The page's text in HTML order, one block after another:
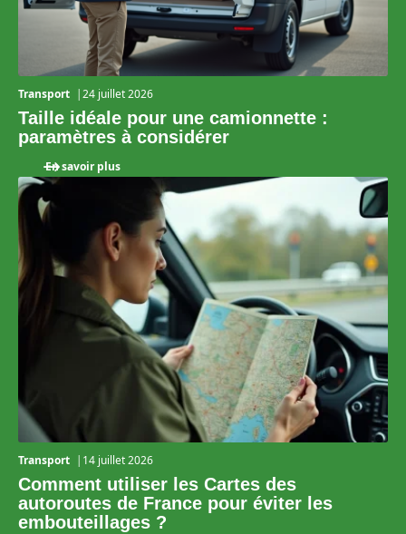
Transport 24 juillet 2026
Taille idéale pour une camionnette :
paramètres à considérer
En savoir plus
Transport 14 juillet 2026
Comment utiliser les Cartes des
autoroutes de France pour éviter les
embouteillages ?